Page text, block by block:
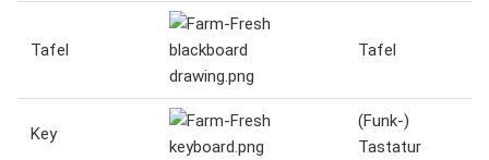
Tafel Tafel
Key
(Funk-)
Tastatur